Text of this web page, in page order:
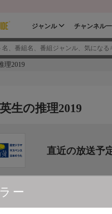
ジャンル チャンネル
理2019
ー
生の推理2019
直近の放送予